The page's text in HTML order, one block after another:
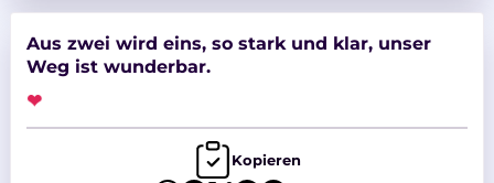
Aus zwei wird eins, so stark und klar, unser
Weg ist wunderbar.
❤
Kopieren